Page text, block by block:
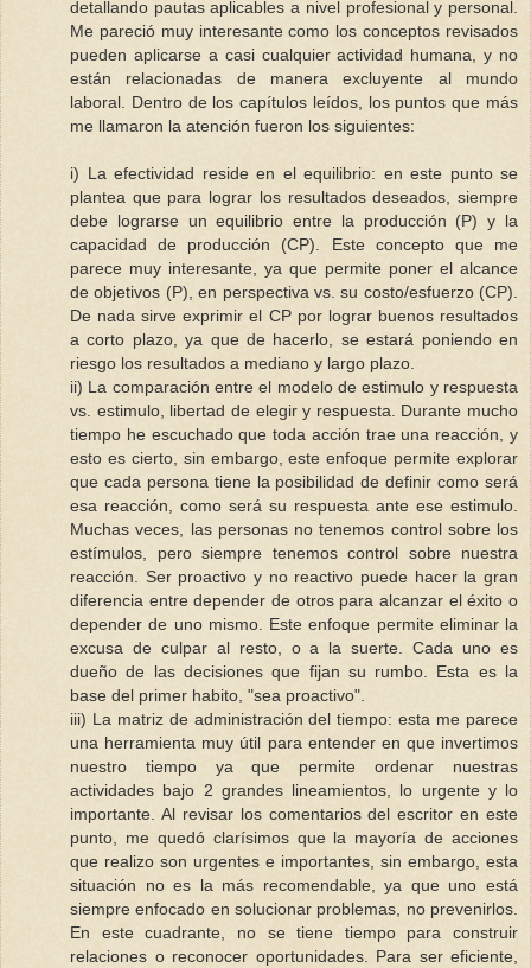
detallando pautas aplicables a nivel profesional y personal.
Me pareció muy interesante como los conceptos revisados
pueden aplicarse a casi cualquier actividad humana, y no
están relacionadas de manera excluyente al mundo
laboral. Dentro de los capítulos leídos, los puntos que más
me llamaron la atención fueron los siguientes:
i) La efectividad reside en el equilibrio: en este punto se
plantea que para lograr los resultados deseados, siempre
debe lograrse un equilibrio entre la producción (P) y la
capacidad de producción (CP). Este concepto que me
parece muy interesante, ya que permite poner el alcance
de objetivos (P), en perspectiva vs. su costo/esfuerzo (CP).
De nada sirve exprimir el CP por lograr buenos resultados
a corto plazo, ya que de hacerlo, se estará poniendo en
riesgo los resultados a mediano y largo plazo.
ii) La comparación entre el modelo de estimulo y respuesta
vs. estimulo, libertad de elegir y respuesta. Durante mucho
tiempo he escuchado que toda acción trae una reacción, y
esto es cierto, sin embargo, este enfoque permite explorar
que cada persona tiene la posibilidad de definir como será
esa reacción, como será su respuesta ante ese estimulo.
Muchas veces, las personas no tenemos control sobre los
estímulos, pero siempre tenemos control sobre nuestra
reacción. Ser proactivo y no reactivo puede hacer la gran
diferencia entre depender de otros para alcanzar el éxito o
depender de uno mismo. Este enfoque permite eliminar la
excusa de culpar al resto, o a la suerte. Cada uno es
dueño de las decisiones que fijan su rumbo. Esta es la
base del primer habito, "sea proactivo".
iii) La matriz de administración del tiempo: esta me parece
una herramienta muy útil para entender en que invertimos
nuestro tiempo ya que permite ordenar nuestras
actividades bajo 2 grandes lineamientos, lo urgente y lo
importante. Al revisar los comentarios del escritor en este
punto, me quedó clarísimos que la mayoría de acciones
que realizo son urgentes e importantes, sin embargo, esta
situación no es la más recomendable, ya que uno está
siempre enfocado en solucionar problemas, no prevenirlos.
En este cuadrante, no se tiene tiempo para construir
relaciones o reconocer oportunidades. Para ser eficiente,